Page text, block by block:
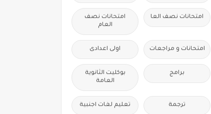
امتحانات نصف العا
امتحانات نصف
العام
امتحانات و مراجعات اولى اعدادى
برامج
بوكليت الثانوية
العامة
ترجمة تعليم لغات اجنبية